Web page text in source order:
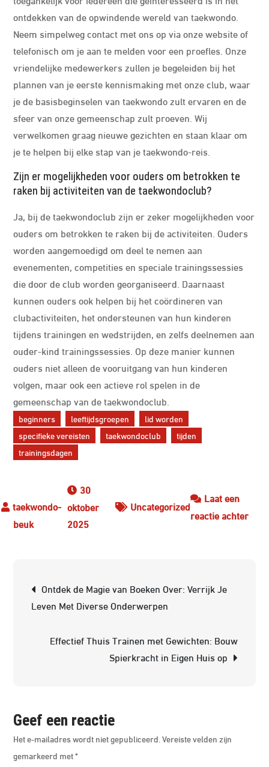
ontdekken van de opwindende wereld van taekwondo.
Neem simpelweg contact met ons op via onze website of
telefonisch om je aan te melden voor een proefles. Onze
vriendelijke medewerkers zullen je begeleiden bij het
plannen van je eerste kennismaking met onze club, waar
je de basisbeginselen van taekwondo zult ervaren en de
sfeer van onze gemeenschap zult proeven. Wij
verwelkomen graag nieuwe gezichten en staan klaar om
je te helpen bij elke stap van je taekwondo-reis.
Zijn er mogelijkheden voor ouders om betrokken te
raken bij activiteiten van de taekwondoclub?
Ja, bij de taekwondoclub zijn er zeker mogelijkheden voor
ouders om betrokken te raken bij de activiteiten. Ouders
worden aangemoedigd om deel te nemen aan
evenementen, competities en speciale trainingssessies
die door de club worden georganiseerd. Daarnaast
kunnen ouders ook helpen bij het coördineren van
clubactiviteiten, het ondersteunen van hun kinderen
tijdens trainingen en wedstrijden, en zelfs deelnemen aan
ouder-kind trainingssessies. Op deze manier kunnen
ouders niet alleen de vooruitgang van hun kinderen
volgen, maar ook een actieve rol spelen in de
gemeenschap van de taekwondoclub.
beginners leeftijdsgroepen
lid worden
specifieke vereisten
taekwondoclub
tijden
trainingsdagen
30
oktober
2025
Uncategorized
Laat een
reactie achterop
Ontdek de Magie van Boeken Over: Verrijk Je
Leven Met Diverse Onderwerpen
Effectief Thuis Trainen met Gewichten: Bouw
Spierkracht in Eigen Huis op
Geef een reactie
Het e-mailadres wordt niet gepubliceerd. Vereiste velden zijn
gemarkeerd met*